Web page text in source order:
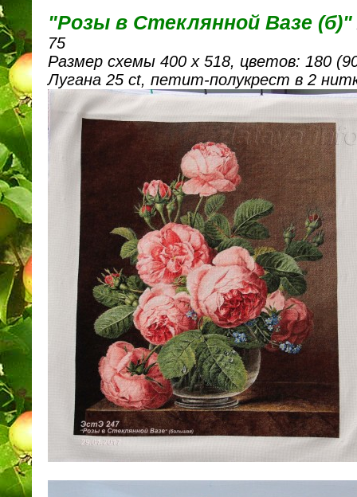
"Розы в Стеклянной Вазе (б)"
75
Размер схемы 400 х 518, цветов: 180
Лугана 25 ct, петит-полукрест в 2